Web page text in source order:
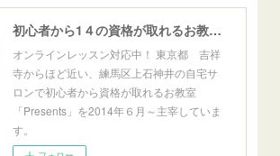
初心者から1４の資格が取れるお教室「Presents」東京自宅サロン＆オンライン
オンラインレッスン対応中！ 東京都 吉祥
寺からほど近い、練馬区上石神井の自宅サ
ロンで初心者から資格が取れるお教室
「Presents」を2014年６月～主宰していま
す。